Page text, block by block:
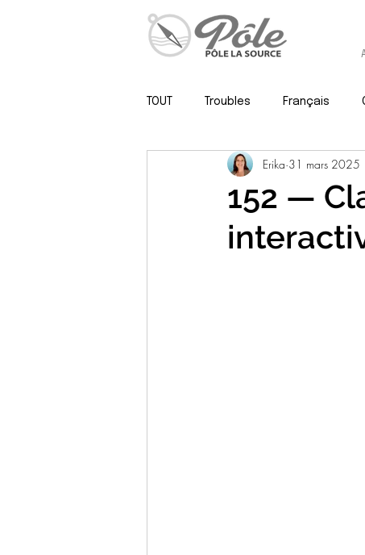
TOUT Troubles Français
Psy, neuropsy & méthodo
152 —
Erika 31 mars 2025